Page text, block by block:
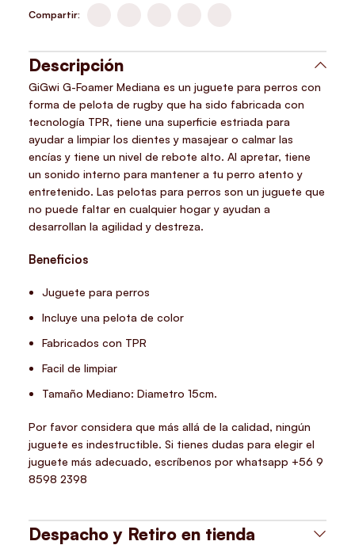
Compartir:
Descripción
GiGwi G-Foamer Mediana es unjuguete para perros con
forma de pelota de rugby que ha sido fabricada con
tecnología TPR, tiene una superficie estriada para
ayudar a limpiar los dientes y masajear o calmar las
encías y tiene un nivel de rebote alto. Al apretar, tiene
un sonido interno para mantener a tu perro atento y
entretenido. Las pelotas para perros son un juguete que
no puede faltar en cualquier hogar y ayudan a
desarrollan la agilidad y destreza.
Beneficios
Juguete para perros
Incluye una pelota de color
Fabricados con TPR
Facil de limpiar
Tamaño Mediano: Diametro 15cm.
Por favor considera que más allá de la calidad, ningún
juguete es indestructible. Si tienes dudas para elegir el
juguete más adecuado, escríbenos por whatsapp +56 9
8598 2398
Despacho y Retiro en tienda